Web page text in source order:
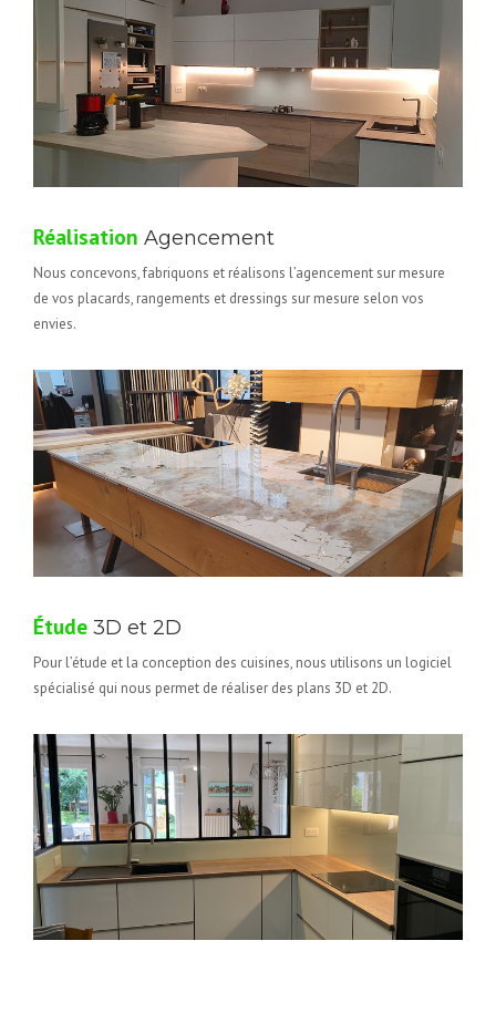
Réalisation Agencement
Nous concevons, fabriquons et réalisons l’agencement sur mesure
de vos placards, rangements et dressings sur mesure selon vos
envies.
Étude 3D et 2D
Pour l’étude et la conception des cuisines, nous utilisons un logiciel
spécialisé qui nous permet de réaliser des plans 3D et 2D.